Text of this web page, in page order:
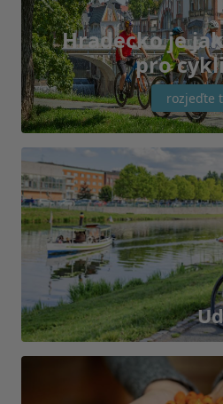
Hradecko je
pro
rozjeďte
Previous